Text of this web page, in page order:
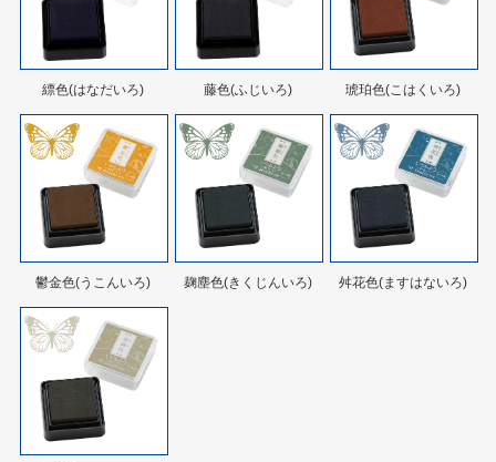
縹色(はなだいろ) 藤色(ふじいろ) 琥珀色(こはくいろ)
鬱金色(うこんいろ) 麹塵色(きくじんいろ) 舛花色(ますはないろ)